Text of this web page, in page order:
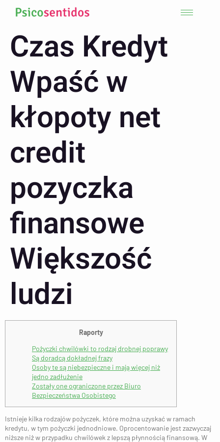
Czas Kredyt
Wpaść w
kłopoty net
credit
pozyczka
finansowe
Większość
ludzi
Raporty
Pożyczki chwilówki to rodzaj drobnej poprawy
Są doradcą dokładnej frazy
Osoby te są niebezpieczne i mają więcej niż
jedno zadłużenie
Zostały one ograniczone przez Biuro
Bezpieczeństwa Osobistego
Istnieje kilka rodzajów pożyczek, które można uzyskać w ramach
kredytu, w tym pożyczki jednodniowe. Oprocentowanie jest zazwyczaj
niższe niż w przypadku chwilówek z lepszą płynnością finansową. W